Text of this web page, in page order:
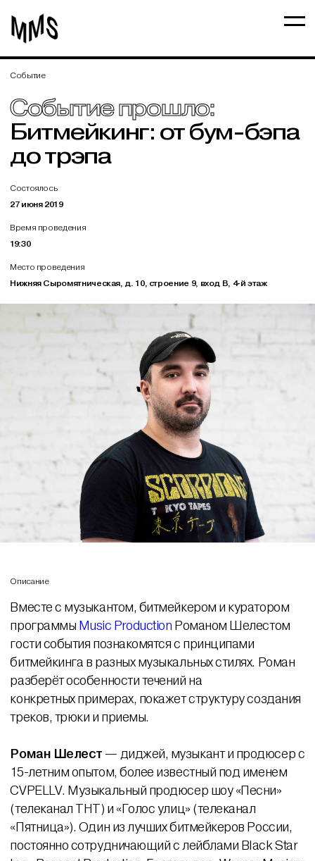
Событие
Событие прошло:
Битмейкинг: от бум-бэпа
до трэпа
Состоялось
27 июня 2019
Время проведения
19:30
Место проведения
Нижняя Сыромятническая, д. 10, строение 9, вход В, 4-й этаж
Описание
Вместе с музыкантом, битмейкером и куратором
программы Music Production Романом Шелестом
гости события познакомятся с принципами
битмейкинга в разных музыкальных стилях. Роман
разберёт особенности течений на
конкретных примерах, покажет структуру создания
треков, трюки и приемы.
Роман Шелест — диджей, музыкант и продюсер с
15-летним опытом, более известный под именем
CVPELLV. Музыкальный продюсер шоу «Песни»
(телеканал ТНТ) и «Голос улиц» (телеканал
«Пятница»). Один из лучших битмейкеров России,
постоянно сотрудничающий с лейблами Black Star